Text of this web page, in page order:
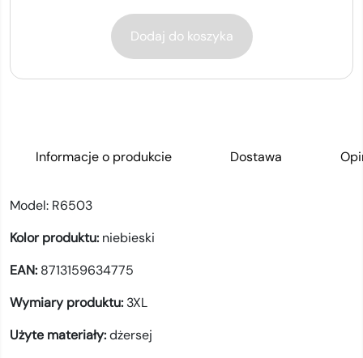
Dodaj do koszyka
Informacje o produkcie Dostawa
Model: R6503
Kolor produktu: niebieski
EAN: 8713159634775
Wymiary produktu: 3XL
Użyte materiały:dżersej